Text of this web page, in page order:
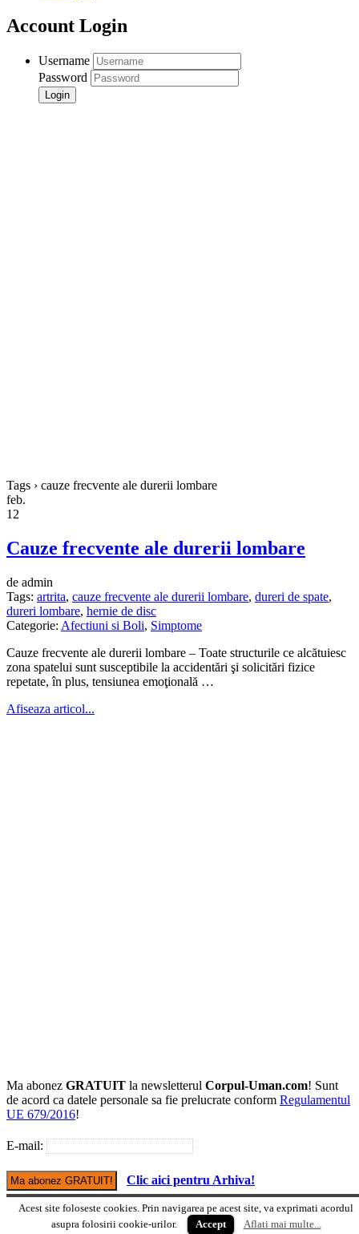
Account Login
Username
Password
Tags › cauze frecvente ale durerii lombare
feb.
12
Cauze frecvente ale durerii lombare
de admin
Tags: artrita, cauze frecvente ale durerii lombare, dureri de spate,
dureri lombare, hernie de disc
Categorie: Afectiuni si Boli, Simptome
Cauze frecvente ale durerii lombare – Toate structurile ce alcătuiesc
zona spatelui sunt susceptibile la acci­dentări şi solicitări fizice
repetate, în plus, tensiunea emoţională …
Afiseaza articol...
Ma abonez GRATUIT la newsletterul Corpul-Uman.com! Sunt
de acord ca datele personale sa fie prelucrate conform Regulamentul
UE 679/2016!
E-mail:
Clic aici pentru Arhiva!
Versiune mobile
Acest site foloseste cookies. Prin navigarea pe acest site, va exprimati acordul
asupra folosirii cookie-urilor.
Accept Aflati mai multe...
© Copyright Corpul-uman.com